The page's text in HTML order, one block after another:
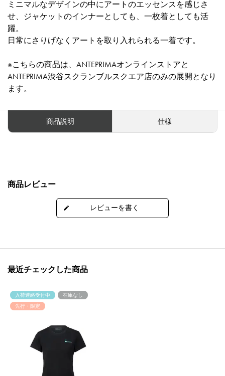
ミニマルなデザインの中にアートのエッセンスを感じさ
せ、ジャケットのインナーとしても、一枚着としても活
躍。
日常にさりげなくアートを取り入れられる一着です。
※こちらの商品は、ANTEPRIMAオンラインストアと
ANTEPRIMA渋谷スクランブルスクエア店のみの展開となり
ます。
商品説明 仕様
商品レビュー
最近チェックした商品
入荷連絡受付中
在庫なし
先行・限定